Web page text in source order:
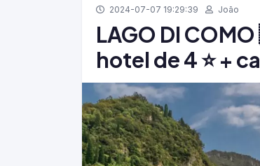
2024-07-07 19:29:39 João
LAGO DI
hotel de 4 ⭐ +